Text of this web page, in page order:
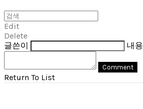
Edit
Delete
글쓴이
내용
Comment
Return To List